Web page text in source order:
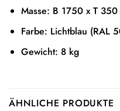
Masse: B 1750 x T 350
Farbe: Lichtblau (RAL
Gewicht: 8 kg
ÄHNLICHE PRODUKTE